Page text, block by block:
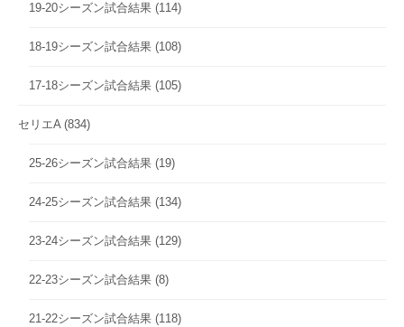
19-20シーズン試合結果 (114)
18-19シーズン試合結果 (108)
17-18シーズン試合結果 (105)
セリエA(834)
25-26シーズン試合結果 (19)
24-25シーズン試合結果 (134)
23-24シーズン試合結果 (129)
22-23シーズン試合結果 (8)
21-22シーズン試合結果 (118)